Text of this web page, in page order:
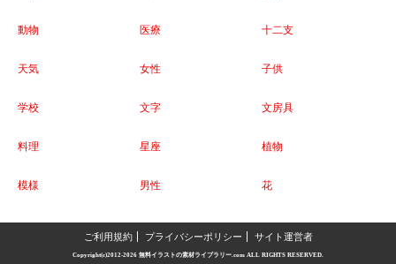
動物 医療 十二支
天気 女性 子供
学校 文字 文房具
料理 星座 植物
模様 男性 花
ご利用規約 プライバシーポリシー サイト運営者
Copyright(c)2012-2026 無料イラストの素材ライブラリー.com ALL RIGHTS RESERVED.